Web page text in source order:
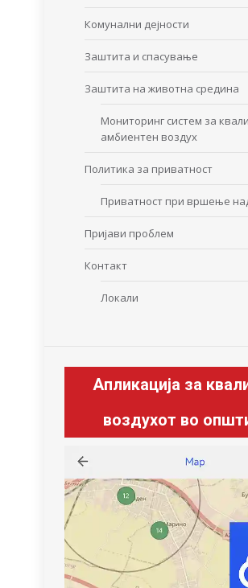
Комунални дејности
Заштита и спасување
Заштита на животна средина
Мониторинг систем за
амбиентен воздух
Политика за приватност
Приватност при вршење
Пријави проблем
Контакт
Локали
Апликација за
воздухот во